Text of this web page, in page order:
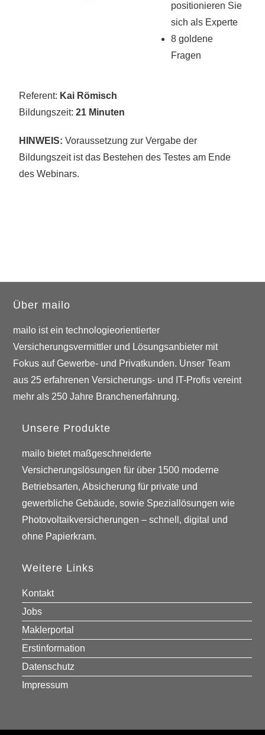
positionieren Sie
sich als Experte
8 goldene
Fragen
Referent: Kai Römisch
Bildungszeit:21 Minuten
HINWEIS: Voraussetzung zur Vergabe der
Bildungszeit ist das Bestehen des Testes am Ende
des Webinars.
Über mailo
mailo ist ein technologieorientierter
Versicherungsvermittler und Lösungsanbieter mit
Fokus auf Gewerbe- und Privatkunden. Unser Team
aus 25 erfahrenen Versicherungs- und IT-Profis vereint
mehr als 250 Jahre Branchenerfahrung.
Unsere Produkte
mailo bietet maßgeschneiderte
Versicherungslösungen für über 1500 moderne
Betriebsarten, Absicherung für private und
gewerbliche Gebäude, sowie Speziallösungen wie
Photovoltaikversicherungen – schnell, digital und
ohne Papierkram.
Weitere Links
Kontakt
Jobs
Maklerportal
Erstinformation
Datenschutz
Impressum